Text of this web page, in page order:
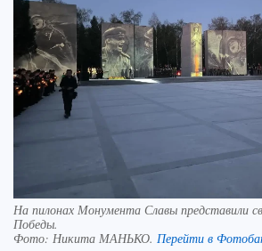
На пилонах Монумента Славы представили
Победы.
Фото: Никита МАНЬКО. Перейти в